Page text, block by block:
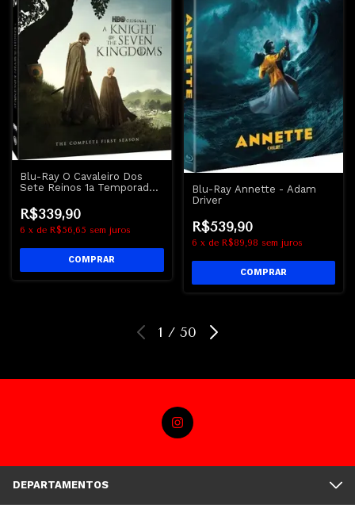
Blu-Ray O Cavaleiro Dos
Sete Reinos 1a Temporada |
Kingdoms Season One -
Got
R$339,90
6 x de R$56,65 sem juros
Blu-Ray Annette - Adam
Driver
R$539,90
6 x de R$89,98 sem juros
1 / 50
DEPARTAMENTOS